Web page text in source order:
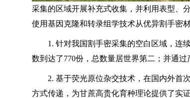
采集的区域开展补充式收集，并利用表型、
使用基因克隆和转录组学技术从优异割手密
1. 针对我国割手密采集的空白区域，连
数到达了770份，总数量居世界第二；并通
2. 基于荧光原位杂交技术，在国内外首
方式传递，为甘蔗高贵化育种理论提供了实证